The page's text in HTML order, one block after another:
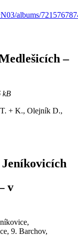
albums/
–
kB
+ K., Olejník D.,
v
9. Barchov,